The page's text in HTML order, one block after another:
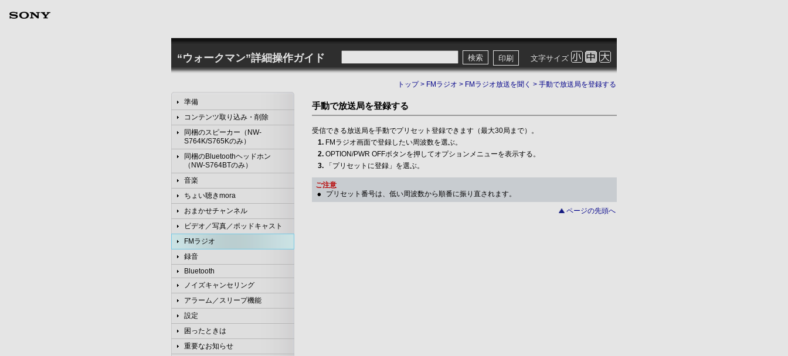
“ウォークマン”詳細操作ガイド 文字サイズ
印刷
検索
準備
コンテンツ取り込み・削除
同梱のスピーカー（NW-
S764K/S765Kのみ）
同梱のBluetoothヘッドホン
（NW-S764BTのみ）
音楽
ちょい聴きmora
おまかせチャンネル
ビデオ／写真／ポッドキャスト
FMラジオ
録音
Bluetooth
ノイズキャンセリング
アラーム／スリープ機能
設定
困ったときは
重要なお知らせ
トップ> FMラジオ > FMラジオ放送を聞く > 手動で放送局を登録する
手動で放送局を登録する
受信できる放送局を手動でプリセット登録できます（最大30局まで）。
FMラジオ画面で登録したい周波数を選ぶ。
OPTION/PWR OFFボタンを押してオプションメニューを表示する。
「プリセットに登録」を選ぶ。
ご注意
プリセット番号は、低い周波数から順番に振り直されます。
ページの先頭へ